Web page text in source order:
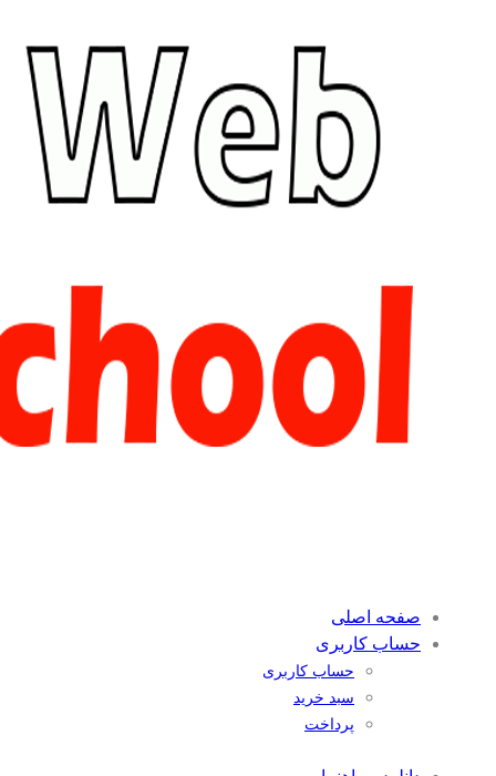
صفحه اصلی
حساب کاربری
حساب کاربری
سبد خرید
پرداخت